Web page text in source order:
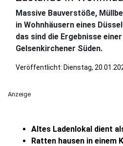
Massive Bauverstöße,
in Wohnhäusern eines
das sind die Ergebnisse
Gelsenkirchener Süden.
Veröffentlicht: Dienstag,
Anzeige
Altes Ladenlokal dient
Ratten hausen in einem